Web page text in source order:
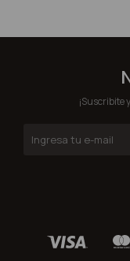
¡Suscribite